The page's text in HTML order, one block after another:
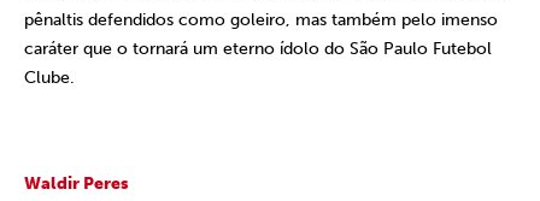
pênaltis defendidos como goleiro, mas também pelo imenso
caráter que o tornará um eterno ídolo do São Paulo Futebol
Clube.
Waldir Peres